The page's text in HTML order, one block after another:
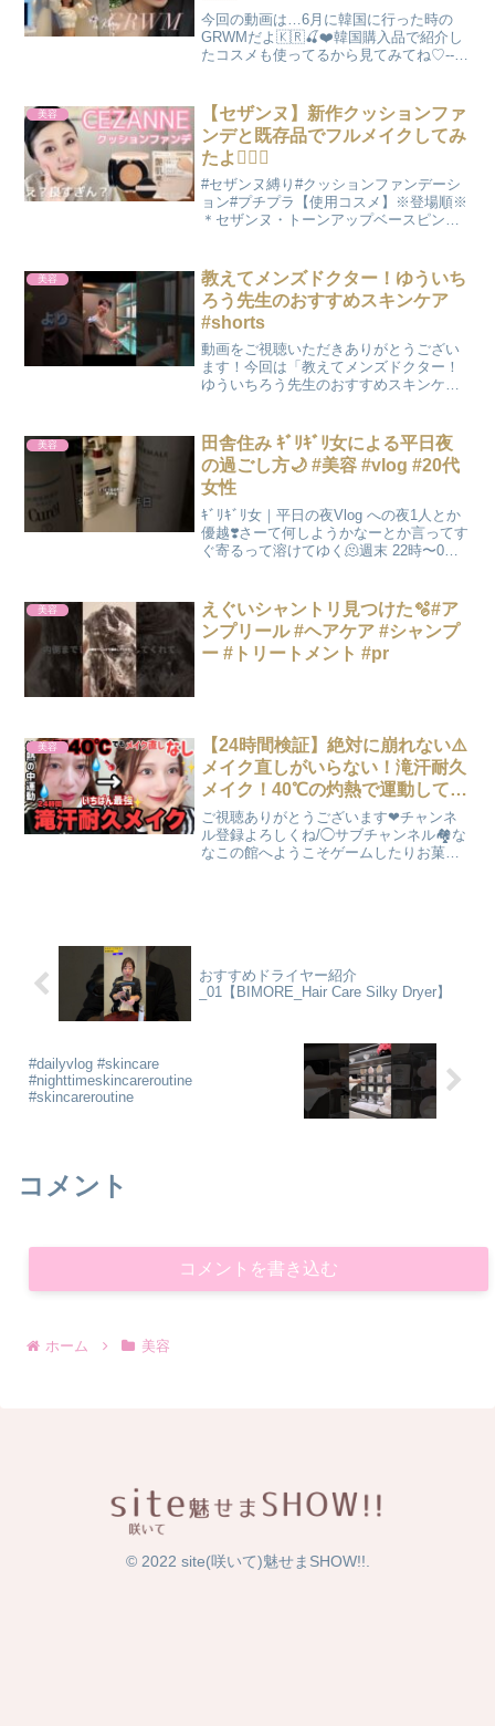
今回の動画は…6月に韓国に行った時の
GRWMだよ🇰🇷🍒❤️韓国購入品で紹介し
たコスメも使ってるから見てみてね♡-----
美容
【セザンヌ】新作クッションファ
ンデと既存品でフルメイクしてみ
たよ👍🏻✨
#セザンヌ縛り#クッションファンデーシ
ョン#プチプラ【使用コスメ】※登場順※
＊セザンヌ・トーンアップベースピンク
UV00・01・02→¥638・チークスティッ...
美容
教えてメンズドクター！ゆういち
ろう先生のおすすめスキンケア
#shorts
動画をご視聴いただきありがとうござい
ます！今回は「教えてメンズドクター！
ゆういちろう先生のおすすめスキンケ
酸・ボトックス治療で全国トップの業績
🏅糸リフト年間1,200例...
美容
田舎住み ｷﾞﾘｷﾞﾘ女による平日夜
の過ごし方🌙 #美容 #vlog #20代
女性
ｷﾞﾘｷﾞﾘ女｜平日の夜Vlog への夜1人とか
優越❣️さーて何しようかなーとか言ってす
ぐ寄るって溶けてゆく🫠週末 22時〜0時
vlog #田舎 #...
美容
えぐいシャントリ見つけた🫧#ア
ンプリール #ヘアケア #シャンプ
ー #トリートメント #pr
美容
【24時間検証】絶対に崩れない⚠️
メイク直しがいらない！滝汗耐久
メイク！40℃の灼熱で運動しても
滝汗でも水を浴びても崩れなかっ
た最強メイク【プールメイク】！
ご視聴ありがとうございます❤︎チャンネ
ル登録よろしくね/◯サブチャンネル🏘な
なこの館へようこそゲームしたりお菓子
おすすめドライヤー紹介
_01【BIMORE_Hair Care Silky Dryer】
#dailyvlog #skincare
#nighttimeskincareroutine
#skincareroutine
コメント
コメントを書き込む
ホーム 美容
© 2022 site(咲いて)魅せまSHOW!!.